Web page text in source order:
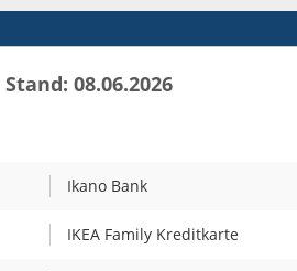
Stand: 08.06.2026
Ikano Bank
IKEA Family Kreditkarte